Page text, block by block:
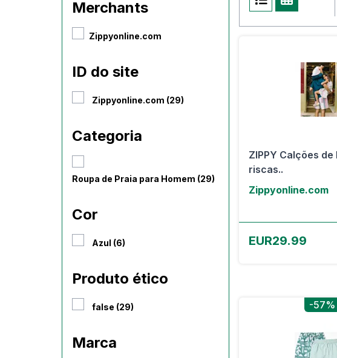
Merchants
Zippyonline.com
ID do site
Zippyonline.com (29)
Categoria
Roupa de Praia para Homem (29)
Cor
Azul (6)
Produto ético
false (29)
Marca
ZIPPY Calções de
riscas..
Zippyonline.com
EUR29.99
-57%